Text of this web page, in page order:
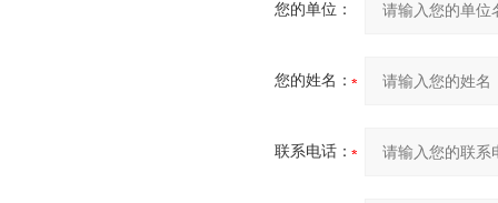
您的单位：
您的姓名：
联系电话：